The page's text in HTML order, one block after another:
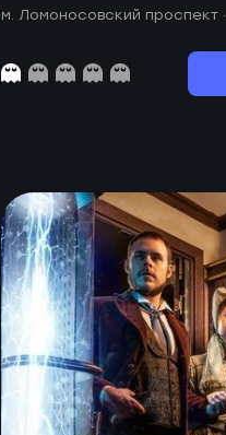
м. Ломоносовский проспект ·